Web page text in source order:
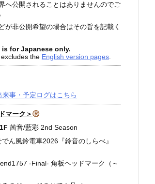
へ公開されることはありませんのでご
が非公開希望の場合はその旨を記載く
for Japanese only.
the English version pages
来事・予定ログはこちら
マーク＞Ⓡ
茜音/藍彩 2nd Season
でん風鈴電車2026『鈴音のしらべ』
-Final- 角板ヘッドマーク（～